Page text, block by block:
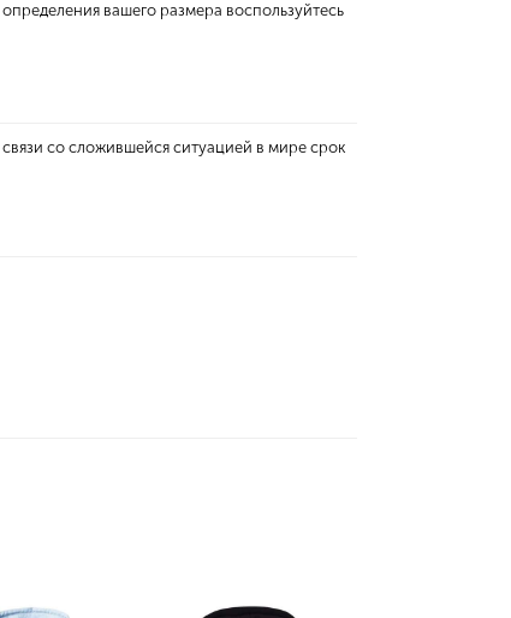
вашего размера воспользуйтесь
связи со сложившейся ситуацией в мире срок